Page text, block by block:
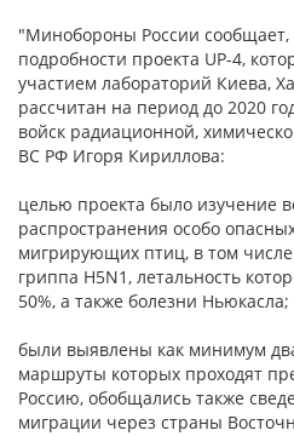
"Минобороны России сообщает,
подробности проекта UP-4,
участием лабораторий Киева,
рассчитан на период до 2020
войск радиационной,
ВС РФ Игоря Кириллова:
целью проекта было изучение
распространения особо
мигрирующих птиц, в том числе
гриппа H5N1, летальность
50%, а также болезни Ньюкасла;
были выявлены как минимум
маршруты которых проходят
Россию, обобщались также
миграции через страны